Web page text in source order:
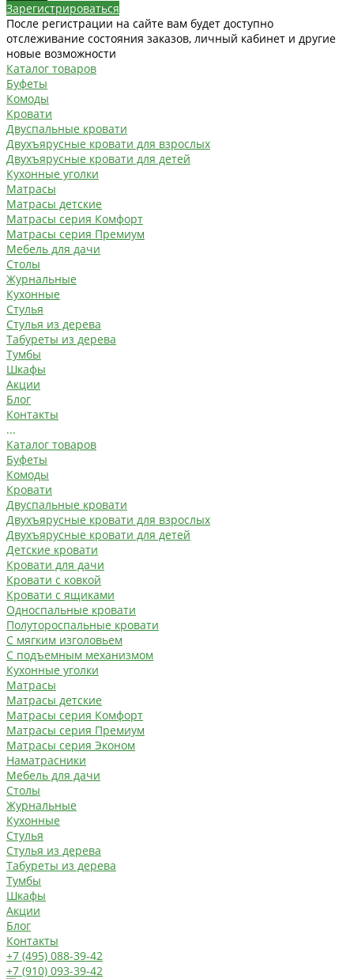
Зарегистрироваться
После регистрации на сайте вам будет доступно
отслеживание состояния заказов, личный кабинет и другие
новые возможности
Каталог товаров
Буфеты
Комоды
Кровати
Двуспальные кровати
Двухъярусные кровати для взрослых
Двухъярусные кровати для детей
Кухонные уголки
Матрасы
Матрасы детские
Матрасы серия Комфорт
Матрасы серия Премиум
Мебель для дачи
Столы
Журнальные
Кухонные
Стулья
Стулья из дерева
Табуреты из дерева
Тумбы
Шкафы
Акции
Блог
Контакты
...
Каталог товаров
Буфеты
Комоды
Кровати
Двуспальные кровати
Двухъярусные кровати для взрослых
Двухъярусные кровати для детей
Детские кровати
Кровати для дачи
Кровати с ковкой
Кровати с ящиками
Односпальные кровати
Полутороспальные кровати
С мягким изголовьем
С подъемным механизмом
Кухонные уголки
Матрасы
Матрасы детские
Матрасы серия Комфорт
Матрасы серия Премиум
Матрасы серия Эконом
Наматрасники
Мебель для дачи
Столы
Журнальные
Кухонные
Стулья
Стулья из дерева
Табуреты из дерева
Тумбы
Шкафы
Акции
Блог
Контакты
+7 (495) 088-39-42
+7 (910) 093-39-42